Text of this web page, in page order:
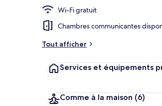
Wi-Fi gratuit
Chambres communicantes
Tout afficher
Services et équipements
Comme à la maison (6)